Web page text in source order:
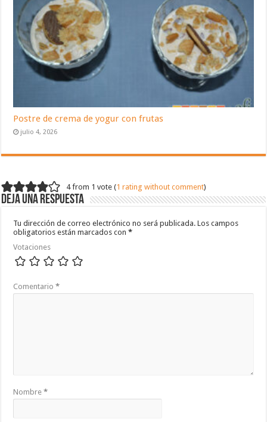
Postre de crema de yogur con frutas
julio 4, 2026
4 from 1 vote (1 rating without comment)
Deja una respuesta
Tu dirección de correo electrónico no será publicada. Los campos
obligatorios están marcados con*
Votaciones
Comentario*
Nombre*